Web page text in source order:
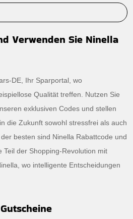
Verwenden Sie Ninella
DE, Ihr Sparportal, wo
Qualität treffen. Nutzen Sie
exklusiven Codes und stellen
die Zukunft sowohl stressfrei als auch
besten sind Ninella Rabattcode und
Teil der Shopping-Revolution mit
wo intelligente Entscheidungen